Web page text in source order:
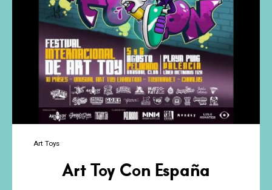
Art Toys
Art Toy Con España